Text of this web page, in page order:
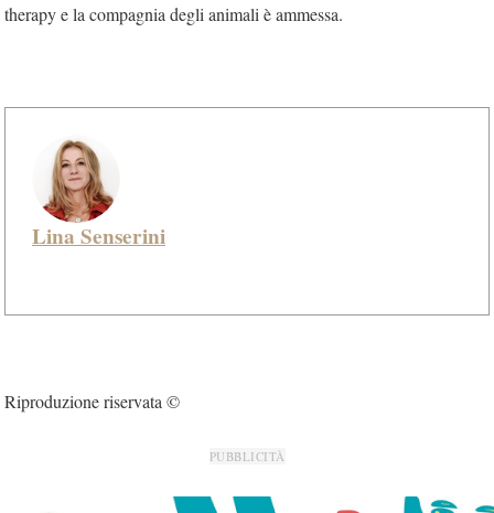
therapy e la compagnia degli animali è ammessa.
Lina Senserini
Riproduzione riservata ©
PUBBLICITÀ